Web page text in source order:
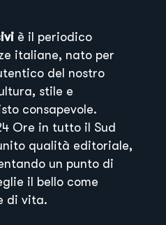
è il periodico
italiane, nato per
del nostro
stile e
consapevole.
Ore in tutto il Sud
qualità editoriale,
un punto di
il bello come
di vita.